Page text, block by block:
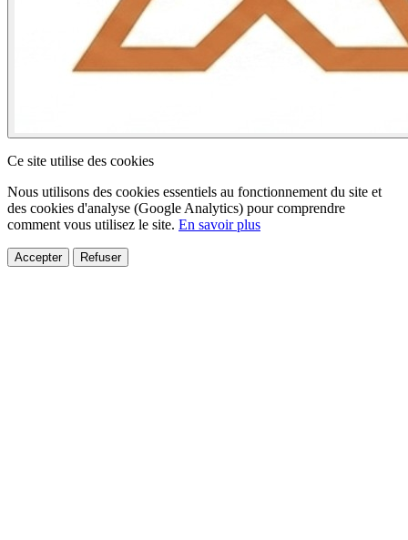
Ce site utilise des cookies
Nous utilisons des cookies essentiels au fonctionnement du site et
des cookies d'analyse (Google Analytics) pour comprendre
comment vous utilisez le site. En savoir plus
Accepter Refuser